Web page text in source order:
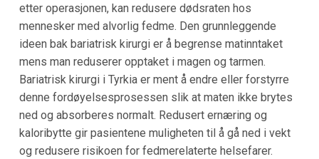
etter operasjonen, kan redusere dødsraten hos
mennesker med alvorlig fedme. Den grunnleggende
ideen bak bariatrisk kirurgi er å begrense matinntaket
mens man reduserer opptaket i magen og tarmen.
Bariatrisk kirurgi i Tyrkia er ment å endre eller forstyrre
denne fordøyelsesprosessen slik at maten ikke brytes
ned og absorberes normalt. Redusert ernæring og
kaloribytte gir pasientene muligheten til å gå ned i vekt
og redusere risikoen for fedmerelaterte helsefarer.